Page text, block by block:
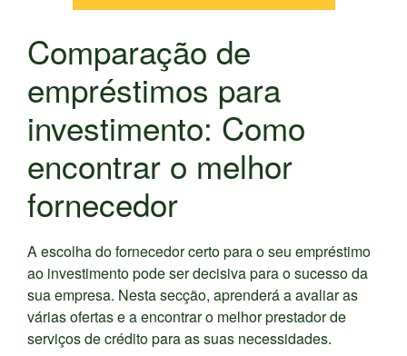
Comparação de
empréstimos para
investimento: Como
encontrar o melhor
fornecedor
A escolha do fornecedor certo para o seu empréstimo
ao investimento pode ser decisiva para o sucesso da
sua empresa. Nesta secção, aprenderá a avaliar as
várias ofertas e a encontrar o melhor prestador de
serviços de crédito para as suas necessidades.